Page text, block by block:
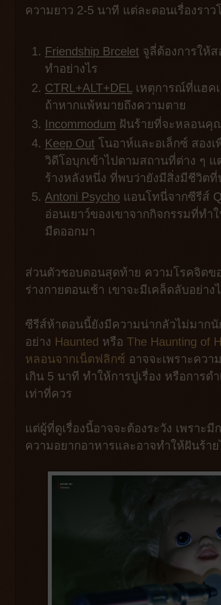
ความยาว 2-5 นาที แต่ละตอนเรื่องราว
Friendship Brcelet จูลี่ต้องการให้
ทำอย่างไร
CTRL+ALT+DELเหตุการณ์ที่แฮคเ
ถ้าหากแพ้หมายถึงความตาย
Incommodum ฝันร้ายที่จะหลอนคุ
Keep Out โนอาห์และอเล็กซ์ สอง
วิดีโอบุกเข้าไปตามสถานที่ต่าง ๆ
ร้างหลังหนึ่ง ที่พบว่ายังมีสิ่งมีชีวิต
Antoni Psycho แอนโทนี่จากซีรีส์
อ่อนเยาว์ของเขาจากกิจกรรมที่ท
มืดออกมา
ส่วนตัวชอบตอนสุดท้าย ความโรคจิต
ร่างกายตอนเช้า เขาจะมีเคล็ดลับอย่าง
ซีรีส์ห้าตอนนี้ยังมีความน่ากลัวไม่มากนั
อย่าง Haunted หรือ The Haunting of
หลอนจากเน็ตฟลิกซ์ อาจจะเพราะคว
เกิน 5 นาที ทำให้การปูเรื่อง หรือการด
เท่าที่ควร
แต่ผู้ที่ดูเรื่องนี้อาจจะต้องระวัง เพราะ
ความอยากอาหารและอาจทำให้ฝันร้า